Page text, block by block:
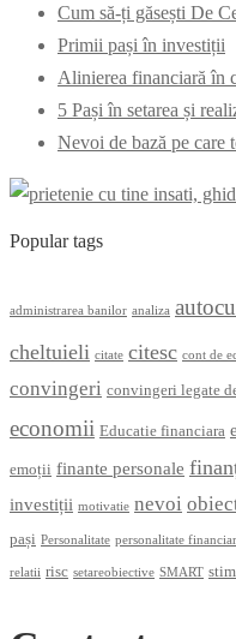
Cum să-ți găsești De
Primii pași în investiții
Alinierea financiară în
5 Pași în setarea și
Nevoi de bază pe care
Popular tags
administrarea banilor analiza
cheltuieli citate citesc cont de
convingeri convingeri legate
economii Educatie financiara
emoții finante personale
investiții motivatie nevoi
pași Personalitate personalitate
relatii risc setareobiective SMART